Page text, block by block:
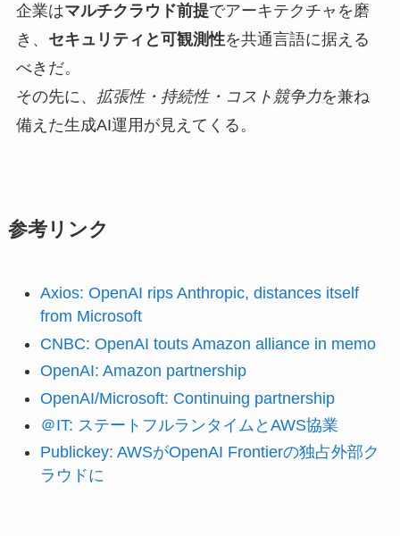
企業はマルチクラウド前提でアーキテクチャを磨
き、 セキュリティと可観測性を共通言語に据える
べきだ。
その先に、 拡張性・持続性・コスト競争力を兼ね
備えた生成AI運用が見えてくる。
参考リンク
Axios: OpenAI rips Anthropic, distances itself
from Microsoft
CNBC: OpenAI touts Amazon alliance in memo
OpenAI: Amazon partnership
OpenAI/Microsoft: Continuing partnership
＠IT: ステートフルランタイムとAWS協業
Publickey: AWSがOpenAI Frontierの独占外部ク
ラウドに